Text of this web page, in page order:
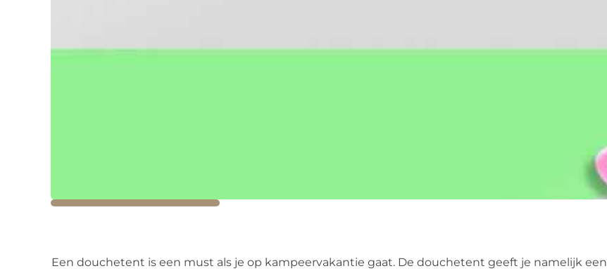
Een douchetent is een must als je op kampeervakantie gaat. De douchetent geeft je namelijk een